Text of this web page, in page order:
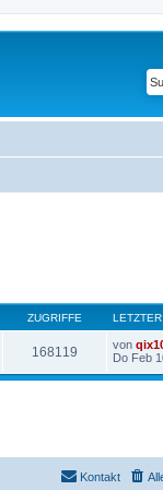
ZUGRIFFE
168119 von
Do Feb
Kontakt